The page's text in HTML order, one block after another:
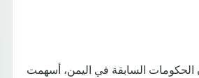
الحكومات السابقة في اليمن، أسهمت